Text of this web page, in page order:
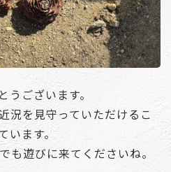
ございます。
況を見守っていただけるこ
います。
も遊びに来てくださいね。